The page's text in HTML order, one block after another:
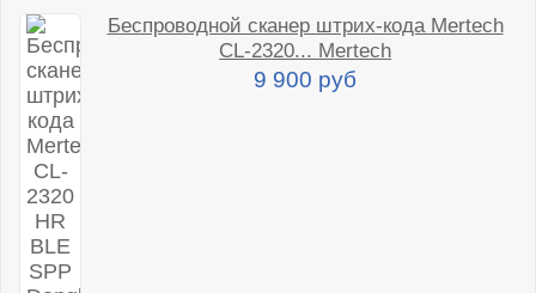
Беспроводной сканер штрих-кода Mertech
CL-2320... Mertech
9 900 руб